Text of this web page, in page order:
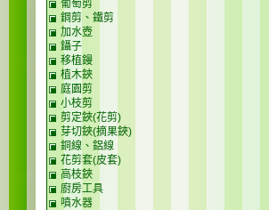
葡萄剪
鋼剪、鐵剪
加水壺
鑷子
移植鏝
植木鋏
庭園剪
小枝剪
剪定鋏(花剪)
芽切鋏(摘果鋏)
銅線、鋁線
花剪套(皮套)
高枝鋏
廚房工具
噴水器